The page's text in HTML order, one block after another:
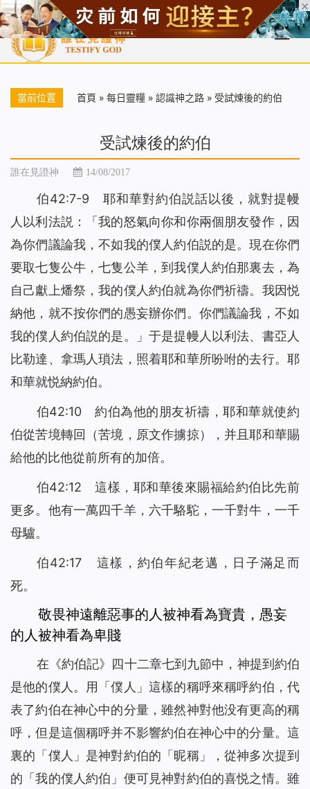
首頁 每日靈糧 天國福音 基督徒見證 信仰解答 聖經
當前位置 首頁 » 每日靈糧 » 認識神之路 » 受試煉後的約伯
受試煉後的約伯
誰在見證神 14/08/2017
伯42:7-9 耶和華對約伯説話以後，就對提幔
人以利法説：「我的怒氣向你和你兩個朋友發作，因
為你們議論我，不如我的僕人約伯説的是。現在你們
要取七隻公牛，七隻公羊，到我僕人約伯那裏去，為
自己獻上燔祭，我的僕人約伯就為你們祈禱。我因悦
納他，就不按你們的愚妄辦你們。你們議論我，不如
我的僕人約伯説的是。」于是提幔人以利法、書亞人
比勒達、拿瑪人瑣法，照着耶和華所吩咐的去行。耶
和華就悦納約伯。
伯42:10 約伯為他的朋友祈禱，耶和華就使約
伯從苦境轉回（苦境，原文作擄掠），并且耶和華賜
給他的比他從前所有的加倍。
伯42:12 這樣，耶和華後來賜福給約伯比先前
更多。他有一萬四千羊，六千駱駝，一千對牛，一千
母驢。
伯42:17 這樣，約伯年紀老邁，日子滿足而
死。
敬畏神遠離惡事的人被神看為寶貴，愚妄
的人被神看為卑賤
在《約伯記》四十二章七到九節中，神提到約伯
是他的僕人。用「僕人」這樣的稱呼來稱呼約伯，代
表了約伯在神心中的分量，雖然神對他没有更高的稱
呼，但是這個稱呼并不影響約伯在神心中的分量。這
裏的「僕人」是神對約伯的「昵稱」，從神多次提到
的「我的僕人約伯」便可見神對約伯的喜悦之情。雖